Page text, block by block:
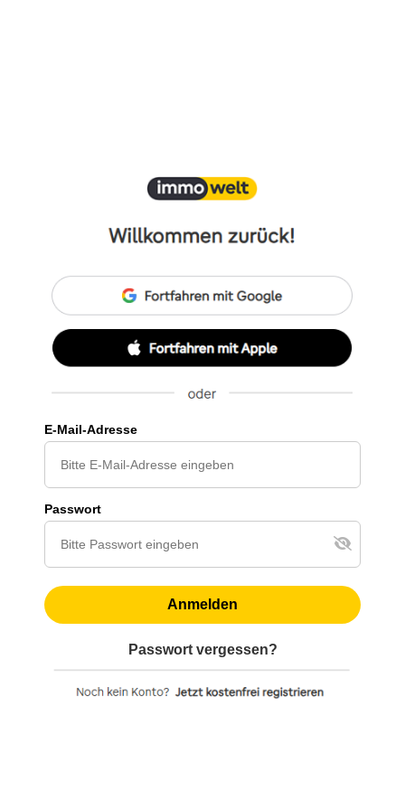
E-Mail-Adresse
Passwort
Anmelden
Passwort vergessen?